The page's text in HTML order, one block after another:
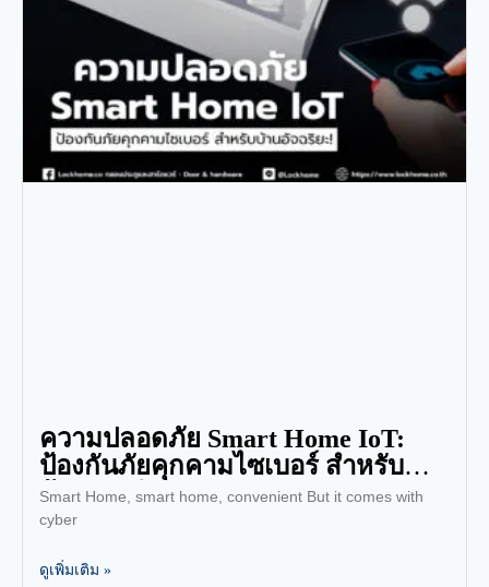
ความปลอดภัย Smart Home IoT:
ป้องกันภัยคุกคามไซเบอร์ สำหรับ
บ้านอัจฉริยะ!
Smart Home, smart home, convenient But it comes with
cyber
ดูเพิ่มเติม »